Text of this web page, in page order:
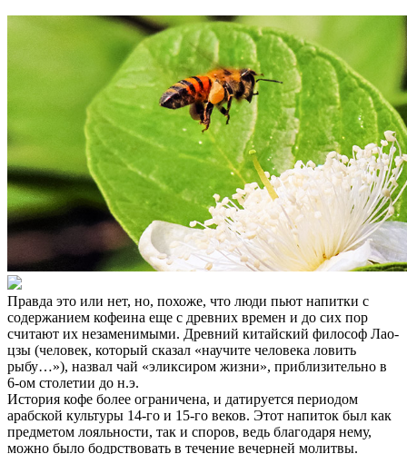
Правда это или нет, но, похоже, что люди пьют напитки с
содержанием кофеина еще с древних времен и до сих пор
считают их незаменимыми. Древний китайский философ Лао-
цзы (человек, который сказал «научите человека ловить
рыбу…»), назвал чай «эликсиром жизни», приблизительно в
6-ом столетии до н.э.
История кофе более ограничена, и датируется периодом
арабской культуры 14-го и 15-го веков. Этот напиток был как
предметом лояльности, так и споров, ведь благодаря нему,
можно было бодрствовать в течение вечерней молитвы.